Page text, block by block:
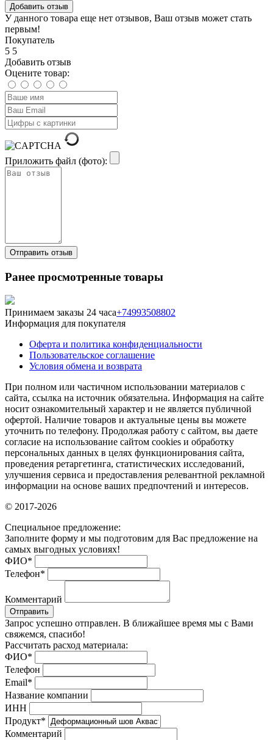
Добавить отзыв
У данного товара еще нет отзывов, Ваш отзыв может стать
первым!
Покупатель
5 5
Добавить отзыв
Оцените товар:
Приложить файл (фото):
Ранее просмотренные товары
Принимаем заказы 24 часа+74993508802
Информация для покупателя
Оферта и политика конфиденциальности
Пользовательское соглашение
Условия обмена и возврата
При полном или частичном использовании материалов с
сайта, ссылка на источник обязательна. Информация на сайте
носит ознакомительный характер и не является публичной
офертой. Наличие товаров и актуальные цены вы можете
уточнить по телефону. Продолжая работу с сайтом, вы даете
согласие на использование сайтом cookies и обработку
персональных данных в целях функционирования сайта,
проведения ретаргетинга, статистических исследований,
улучшения сервиса и предоставления релевантной рекламной
информации на основе ваших предпочтений и интересов.
© 2017-2026
Специальное предложение:
Заполните форму и мы подготовим для Вас предложение на
самых выгодных условиях!
ФИО*
Телефон*
Комментарий
Отправить
Запрос успешно отправлен. В ближайшее время мы с Вами
свяжемся, спасибо!
Рассчитать расход материала:
ФИО*
Телефон
Email*
Название компании
ИНН
Продукт*
Комментарий